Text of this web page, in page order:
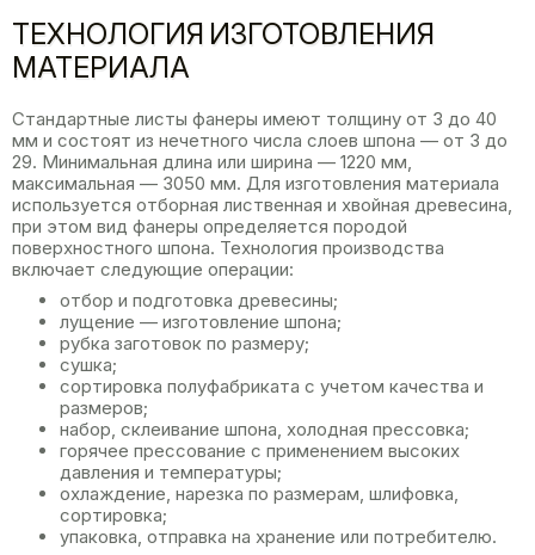
ТЕХНОЛОГИЯ ИЗГОТОВЛЕНИЯ
МАТЕРИАЛА
Стандартные листы фанеры имеют толщину от 3 до 40
мм и состоят из нечетного числа слоев шпона — от 3 до
29. Минимальная длина или ширина — 1220 мм,
максимальная — 3050 мм. Для изготовления материала
используется отборная лиственная и хвойная древесина,
при этом вид фанеры определяется породой
поверхностного шпона. Технология производства
включает следующие операции:
отбор и подготовка древесины;
лущение — изготовление шпона;
рубка заготовок по размеру;
сушка;
сортировка полуфабриката с учетом качества и
размеров;
набор, склеивание шпона, холодная прессовка;
горячее прессование с применением высоких
давления и температуры;
охлаждение, нарезка по размерам, шлифовка,
сортировка;
упаковка, отправка на хранение или потребителю.